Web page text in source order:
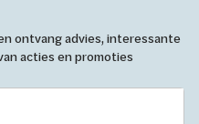
ontvang advies, interessante
acties en promoties